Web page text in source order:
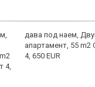
дава под наем,
апартамент, 55
4, 650 EUR